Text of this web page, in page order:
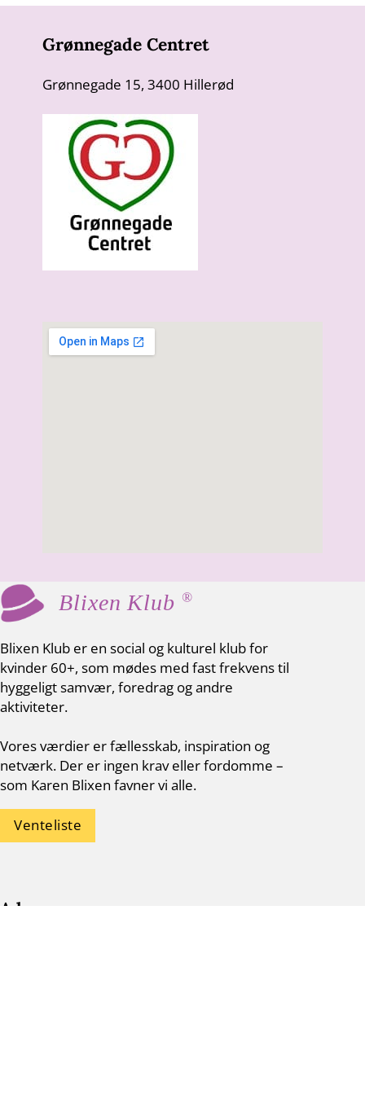
Grønnegade Centret
Grønnegade 15, 3400 Hillerød
Blixen Klub ®
Blixen Klub er en social og kulturel klub for
kvinder 60+, som mødes med fast frekvens til
hyggeligt samvær, foredrag og andre
aktiviteter.
Vores værdier er fællesskab, inspiration og
netværk. Der er ingen krav eller fordomme –
som Karen Blixen favner vi alle.
Venteliste
Adresse